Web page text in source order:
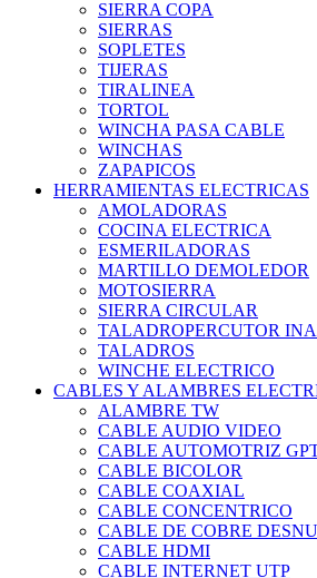
SIERRA COPA
SIERRAS
SOPLETES
TIJERAS
TIRALINEA
TORTOL
WINCHA PASA CABLE
WINCHAS
ZAPAPICOS
HERRAMIENTAS ELECTRICAS
AMOLADORAS
COCINA ELECTRICA
ESMERILADORAS
MARTILLO DEMOLEDOR
MOTOSIERRA
SIERRA CIRCULAR
TALADROPERCUTOR
TALADROS
WINCHE ELECTRICO
CABLES Y ALAMBRES
ALAMBRE TW
CABLE AUDIO VIDEO
CABLE AUTOMOTRIZ
CABLE BICOLOR
CABLE COAXIAL
CABLE CONCENTRICO
CABLE DE COBRE
CABLE HDMI
CABLE INTERNET UTP